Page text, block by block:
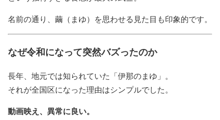
名前の通り、繭（まゆ）を思わせる見た目も印象的です。
なぜ令和になって突然バズったのか
長年、地元では知られていた「伊那のまゆ」。
それが全国区になった理由はシンプルでした。
動画映え、異常に良い。